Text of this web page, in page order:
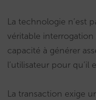
La technologie n’est
véritable interrogation
capacité à générer
l’utilisateur pour qu’il
La transaction exige